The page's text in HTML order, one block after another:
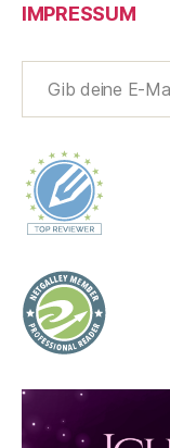
IMPRESSUM
Gib deine E-Mail-Adresse ein ...